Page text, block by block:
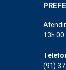
13h:00
(91)